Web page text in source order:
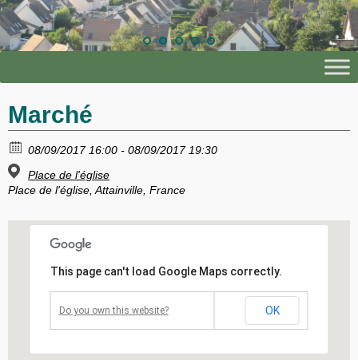
Marché
08/09/2017 16:00 - 08/09/2017 19:30
Place de l'église
Place de l'église, Attainville, France
This page can't load Google Maps correctly.
Do you own this website? OK